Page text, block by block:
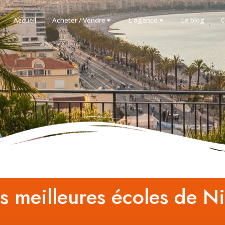
Accueil Acheter / Vendre L'agence Le blog
meilleures écoles de